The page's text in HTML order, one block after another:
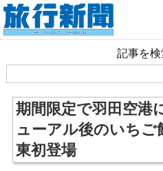
記事を検
期間限定で羽田空
ューアル後のいちご
東初登場